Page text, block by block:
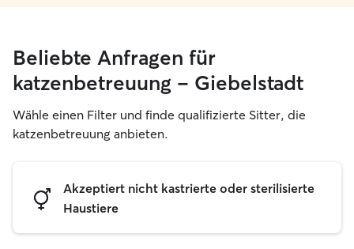
Beliebte Anfragen für
katzenbetreuung – Giebelstadt
Wähle einen Filter und finde qualifizierte Sitter, die
katzenbetreuung anbieten.
Akzeptiert nicht kastrierte oder sterilisierte
Haustiere